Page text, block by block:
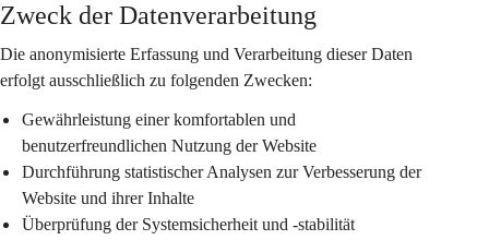
Zweck der Datenverarbeitung
Die anonymisierte Erfassung und Verarbeitung dieser Daten
erfolgt ausschließlich zu folgenden Zwecken:
Gewährleistung einer komfortablen und
benutzerfreundlichen Nutzung der Website
Durchführung statistischer Analysen zur Verbesserung der
Website und ihrer Inhalte
Überprüfung der Systemsicherheit und -stabilität